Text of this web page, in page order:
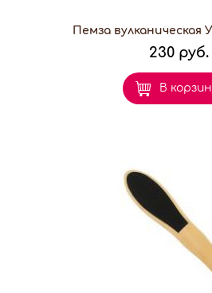
Пемза вулканическая
230 руб.
В